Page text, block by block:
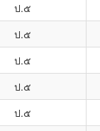
ป.๕
ป.๕
ป.๕
ป.๕
ป.๕